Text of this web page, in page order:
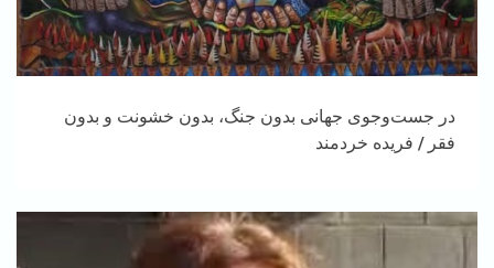
در جست‌وجوی جهانی بدون جنگ، بدون خشونت و بدون
فقر / فریده خردمند